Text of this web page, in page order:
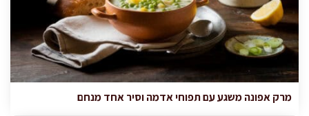
מרק אפונה משגע עם תפוחי אדמה וסיר אחד מנחם